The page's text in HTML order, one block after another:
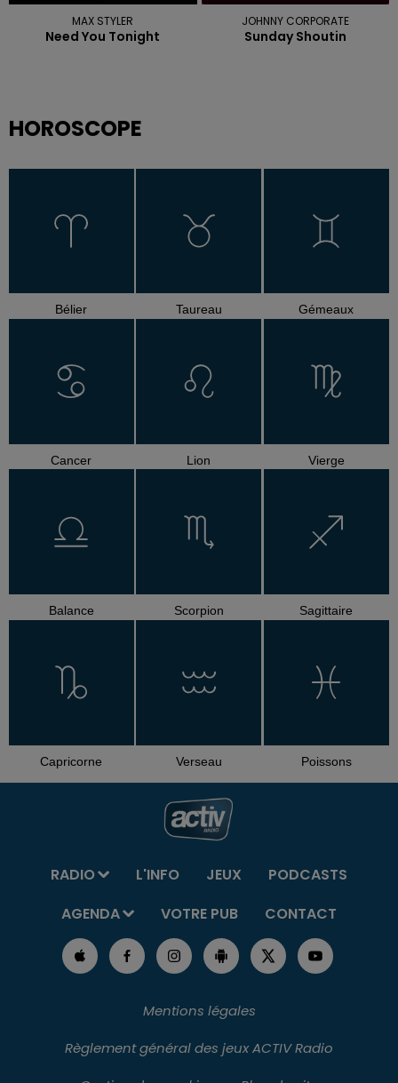
MAX STYLER
Need You Tonight
JOHNNY CORPORATE
Sunday Shoutin
HOROSCOPE
Bélier Taureau Gémeaux
Cancer Lion Vierge
Balance Scorpion Sagittaire
Capricorne Verseau Poissons
RADIO L'INFO JEUX
PODCASTS
AGENDA
VOTRE PUB CONTACT
Mentions légales
Règlement général des jeux ACTIV Radio